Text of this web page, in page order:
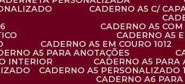
CADERNO A5 C/
CADERNO A5
CADERNO A5
CADERNO A5 EM COURO 1012
A5 PARA ANOTAÇÕES
INTERIOR
CADERNO A5
CADERNO A5 PERSONALIZADO
CADERNO A6